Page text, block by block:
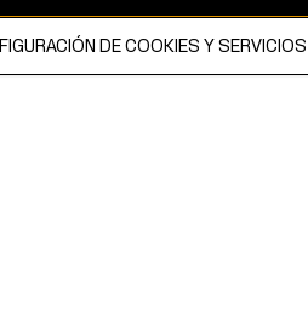
DE COOKIES Y SERVICIOS